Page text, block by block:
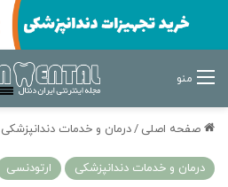
منو
صفحه اصلی /درمان‌ و خدمات دندانپزشکی
درمان‌ و خدمات دندانپزشکی ارتودنسی